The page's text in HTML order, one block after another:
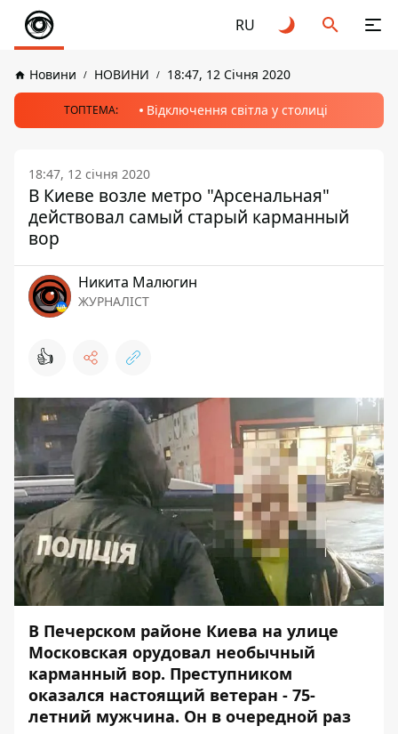
RU
Новини НОВИНИ 18:47, 12 Січня 2020
ТОПТЕМА: Відключення світла у столиці
18:47, 12 січня 2020
В Киеве возле метро "Арсенальная"
действовал самый старый карманный
вор
Никита Малюгин
ЖУРНАЛІСТ
👍
В Печерском районе Киева на улице
Московская орудовал необычный
карманный вор. Преступником
оказался настоящий ветеран - 75-
летний мужчина. Он в очередной раз